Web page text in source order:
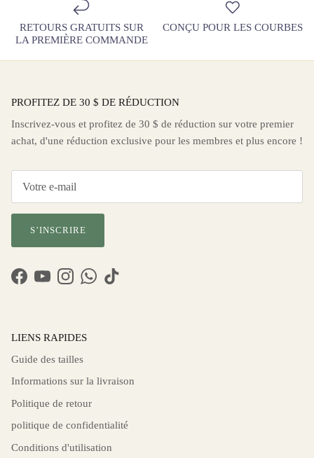
RETOURS GRATUITS SUR
LA PREMIÈRE COMMANDE
CONÇU POUR LES COURBES
PROFITEZ DE 30 $ DE RÉDUCTION
Inscrivez-vous et profitez de 30 $ de réduction sur votre premier
achat, d'une réduction exclusive pour les membres et plus encore !
S’INSCRIRE
Facebook
YouTubeInstagramWhatsApp
TikTok
LIENS RAPIDES
Guide des tailles
Informations sur la livraison
Politique de retour
politique de confidentialité
Conditions d'utilisation